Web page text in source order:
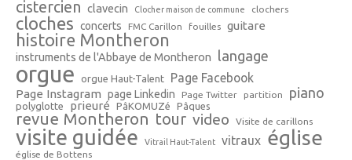
cistercien clavecin Clocher maison de commune clochers
cloches concerts FMC Carillon fouilles guitare
histoire Montheron
instruments de l'Abbaye de Montheron langage
orgue orgue Haut-Talent Page Facebook
Page Instagram page Linkedin Page Twitter partition piano
polyglotte prieuré PâKOMUZé Pâques
revue Montheron tour video Visite de carillons
visite guidée Vitrail Haut-Talent vitraux église
église de Bottens